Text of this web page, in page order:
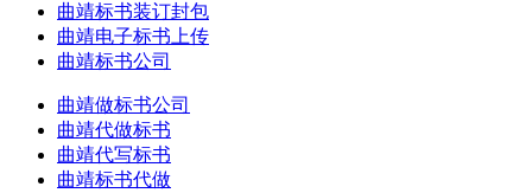
曲靖标书装订封包
曲靖电子标书上传
曲靖标书公司
曲靖做标书公司
曲靖代做标书
曲靖代写标书
曲靖标书代做